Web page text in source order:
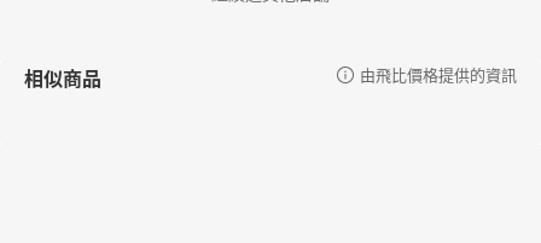
相似商品 由飛比價格提供的資訊